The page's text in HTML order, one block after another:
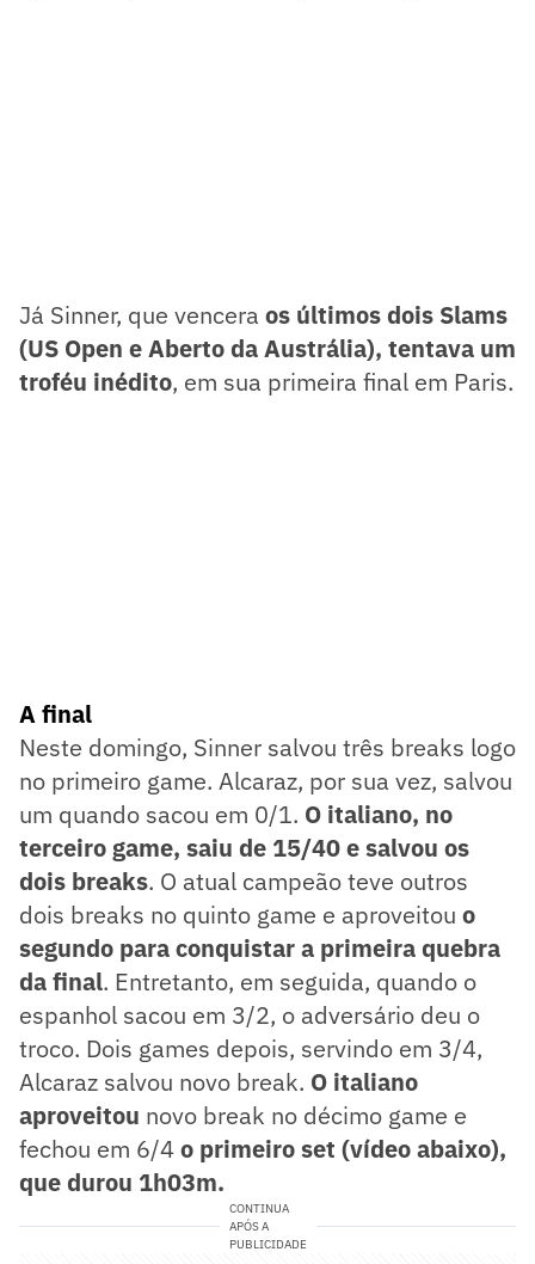
Já Sinner, que vencera os últimos dois Slams
(US Open e Aberto da Austrália), tentava um
troféu inédito, em sua primeira final em Paris.
A final
Neste domingo, Sinner salvou três breaks logo
no primeiro game. Alcaraz, por sua vez, salvou
um quando sacou em 0/1. O italiano, no
terceiro game, saiu de 15/40 e salvou os
dois breaks. O atual campeão teve outros
dois breaks no quinto game e aproveitou o
segundo para conquistar a primeira quebra
da final. Entretanto, em seguida, quando o
espanhol sacou em 3/2, o adversário deu o
troco. Dois games depois, servindo em 3/4,
Alcaraz salvou novo break. O italiano
aproveitou novo break no décimo game e
fechou em 6/4 o primeiro set (vídeo abaixo),
que durou 1h03m.
CONTINUA
APÓS A
PUBLICIDADE